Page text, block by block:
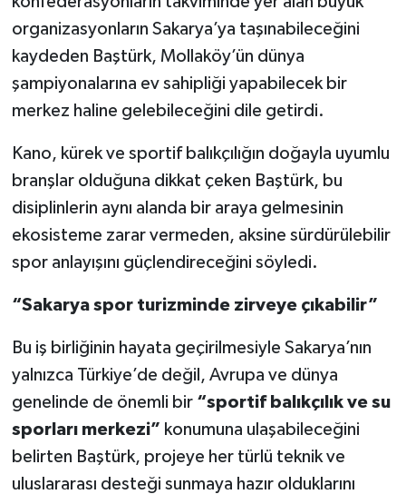
organizasyonların Sakarya’ya taşınabileceğini
kaydeden Baştürk, Mollaköy’ün dünya
şampiyonalarına ev sahipliği yapabilecek bir
merkez haline gelebileceğini dile getirdi.
Kano, kürek ve sportif balıkçılığın doğayla uyumlu
branşlar olduğuna dikkat çeken Baştürk, bu
disiplinlerin aynı alanda bir araya gelmesinin
ekosisteme zarar vermeden, aksine sürdürülebilir
spor anlayışını güçlendireceğini söyledi.
“Sakarya spor turizminde zirveye çıkabilir”
Bu iş birliğinin hayata geçirilmesiyle Sakarya’nın
yalnızca Türkiye’de değil, Avrupa ve dünya
genelinde de önemli bir “sportif balıkçılık ve su
sporları merkezi” konumuna ulaşabileceğini
belirten Baştürk, projeye her türlü teknik ve
uluslararası desteği sunmaya hazır olduklarını